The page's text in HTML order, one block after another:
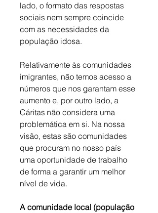
lado, o formato das respostas
sociais nem sempre coincide
com as necessidades da
população idosa.
Relativamente às comunidades
imigrantes, não temos acesso a
números que nos garantam esse
aumento e, por outro lado, a
Cáritas não considera uma
problemática em si. Na nossa
visão, estas são comunidades
que procuram no nosso país
uma oportunidade de trabalho
de forma a garantir um melhor
nível de vida.
A comunidade local (população